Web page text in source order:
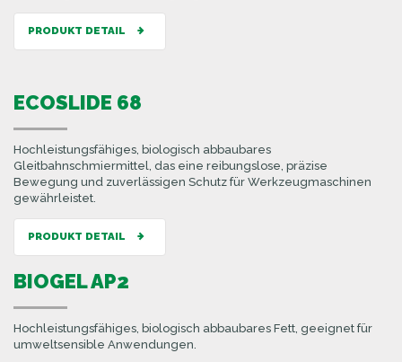
PRODUKT DETAIL
ECOSLIDE 68
Hochleistungsfähiges, biologisch abbaubares
Gleitbahnschmiermittel, das eine reibungslose, präzise
Bewegung und zuverlässigen Schutz für Werkzeugmaschinen
gewährleistet.
PRODUKT DETAIL
BIOGEL AP2
Hochleistungsfähiges, biologisch abbaubares Fett, geeignet für
umweltsensible Anwendungen.